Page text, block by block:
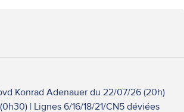
Konrad Adenauer du 22/07/26 (20h)
| Lignes 6/16/18/21/CN5 déviées